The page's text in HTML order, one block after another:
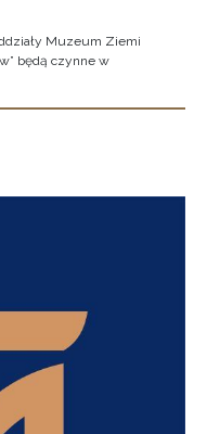
Muzeum Ziemi
będą czynne w